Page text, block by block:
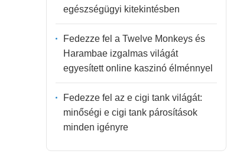
egészségügyi kitekintésben
Fedezze fel a Twelve Monkeys és
Harambae izgalmas világát
egyesített online kaszinó élménnyel
Fedezze fel az e cigi tank világát:
minőségi e cigi tank párosítások
minden igényre